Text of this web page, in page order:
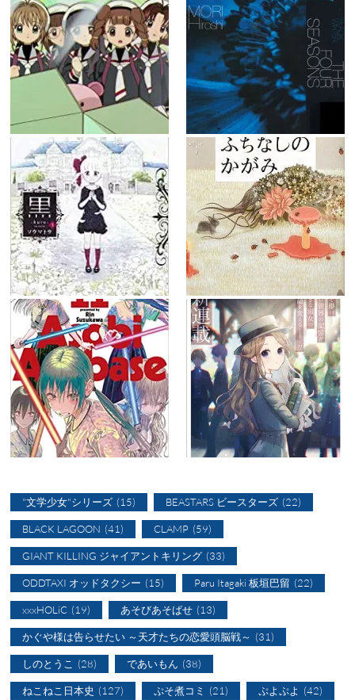
"文学少女"シリーズ (15) BEASTARS ビースターズ (22)
BLACK LAGOON (41) CLAMP (59)
GIANT KILLING ジャイアントキリング (33)
ODDTAXI オッドタクシー (15) Paru Itagaki 板垣巴留 (22)
xxxHOLiC (19) あそびあそばせ (13)
かぐや様は告らせたい ～天才たちの恋愛頭脳戦～ (31)
しのとうこ (28) であいもん (38)
ねこねこ日本史 (127) ぷそ煮コミ (21) ぷよぷよ (42)